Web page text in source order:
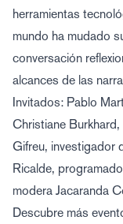
herramientas
mundo ha mudado
conversación
alcances de las
Invitados: Pablo
Christiane
Gifreu, investigador
Ricalde,
modera Jacaranda
Descubre más